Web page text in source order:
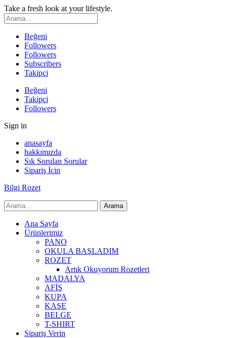
Take a fresh look at your lifestyle.
Beğeni
Followers
Followers
Subscribers
Takipçi
Beğeni
Takipçi
Followers
Sign in
anasayfa
hakkımızda
Sık Sorulan Sorular
Sipariş İçin
Bilgi Rozet
Ana Sayfa
Ürünlerimiz
PANO
OKULA BAŞLADIM
ROZET
Artık Okuyorum Rozetleri
MADALYA
AFİŞ
KUPA
KAŞE
BELGE
T-SHIRT
Sipariş Verin